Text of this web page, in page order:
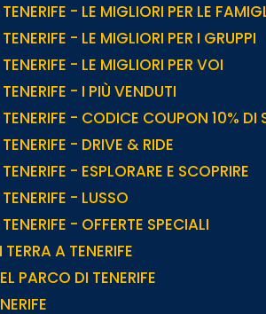
- LE MIGLIORI PER LE
- LE MIGLIORI PER I GRUPPI
- LE MIGLIORI PER VOI
- I PIÙ VENDUTI
- CODICE COUPON 10% DI
- DRIVE & RIDE
- ESPLORARE E SCOPRIRE
- LUSSO
- OFFERTE SPECIALI
A TENERIFE
PARCO DI TENERIFE